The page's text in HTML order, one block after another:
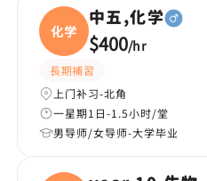
化学
中五,化学
$400/hr
長期補習
上门补习-北角
一星期1日-1.5小时/堂
男导师/女导师-大学毕业